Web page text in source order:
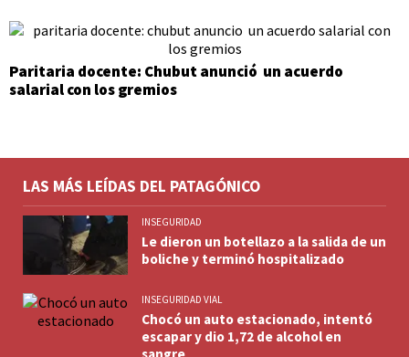
Paritaria docente: Chubut anunció un acuerdo
salarial con los gremios
LAS MÁS LEÍDAS DEL PATAGÓNICO
INSEGURIDAD
Le dieron un botellazo a la salida de un
boliche y terminó hospitalizado
INSEGURIDAD VIAL
Chocó un auto estacionado, intentó
escapar y dio 1,72 de alcohol en
sangre